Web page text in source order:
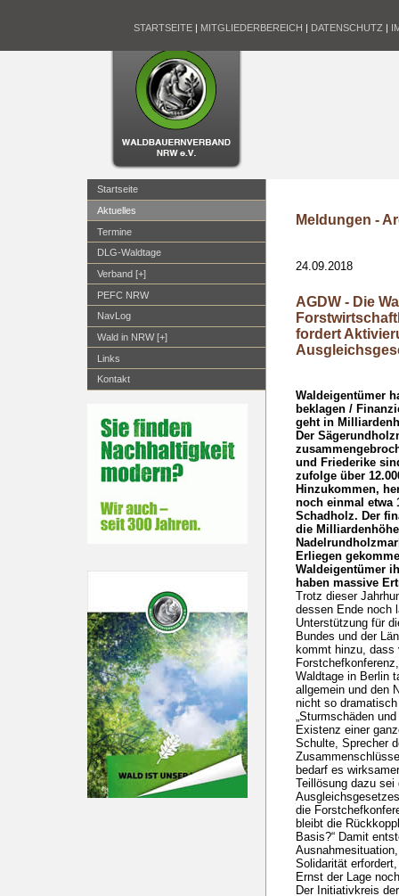
STARTSEITE | MITGLIEDERBEREICH | DATENSCHUTZ |
Startseite
Aktuelles
Termine
DLG-Waldtage
Verband [+]
PEFC NRW
NavLog
Wald in NRW [+]
Links
Kontakt
Meldungen -
24.09.2018
AGDW - Die
fordert
Waldeigentümer
beklagen /
geht in
Der
und Friederike
zufolge über
Hinzukommen,
noch einmal etwa
Schadholz. Der
die
Erliegen
Waldeigentümer
haben massive
Trotz dieser
dessen Ende noch
Unterstützung für
Bundes und der
kommt hinzu, dass
Waldtage in Berlin
allgemein und den
nicht so
„Sturmschäden
Existenz einer
Schulte, Sprecher
bedarf es
Teillösung dazu
die
bleibt die
Basis?“ Damit
Solidarität
Ernst der Lage
Der Initiativkreis